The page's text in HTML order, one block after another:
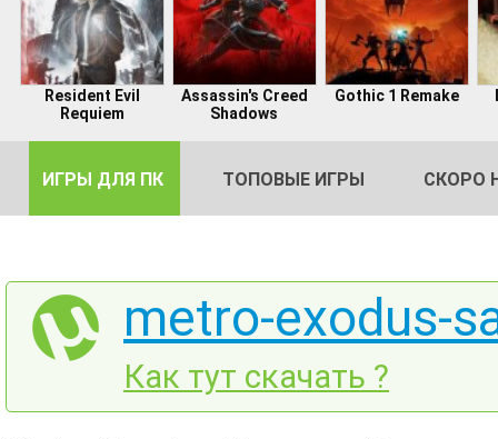
Resident Evil
Requiem
Assassin's Creed
Shadows
Gothic 1 Remake
ИГРЫ ДЛЯ ПК ТОПОВЫЕ ИГРЫ СКОРО
metro-exodus-
Как тут скачать ?